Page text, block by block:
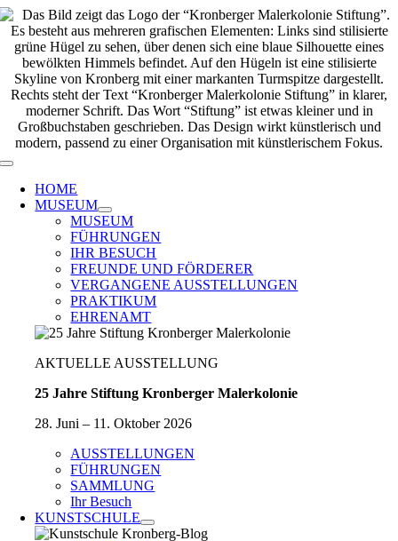
Zum
Inhalt
springen
Toggle
Navigation
HOME
MUSEUM
MUSEUM
FÜHRUNGEN
IHR BESUCH
FREUNDE UND FÖRDERER
VERGANGENE AUSSTELLUNGEN
PRAKTIKUM
EHRENAMT
AKTUELLE AUSSTELLUNG
25 Jahre Stiftung Kronberger Malerkolonie
28. Juni – 11. Oktober 2026
AUSSTELLUNGEN
FÜHRUNGEN
SAMMLUNG
Ihr Besuch
KUNSTSCHULE